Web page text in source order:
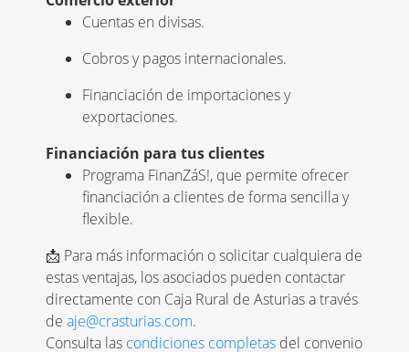
Cuentas en divisas.
Cobros y pagos internacionales.
Financiación de importaciones y
exportaciones.
Financiación para tus clientes
Programa FinanZáS!, que permite ofrecer
financiación a clientes de forma sencilla y
flexible.
📩 Para más información o solicitar cualquiera de
estas ventajas, los asociados pueden contactar
directamente con Caja Rural de Asturias a través
de aje@crasturias.com.
Consulta las condiciones completas del convenio